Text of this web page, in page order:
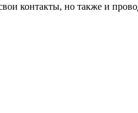
контакты, но также и